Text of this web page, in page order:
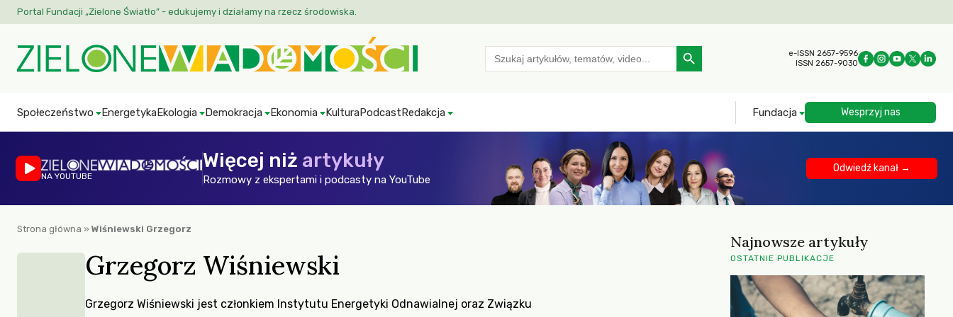
Portal Fundacji „Zielone Światło” - edukujemy i działamy na rzecz środowiska.
Search
for:
Search Button
e-ISSN 2657-9596
ISSN 2657-9030
Społeczeństwo EnergetykaEkologia Demokracja Ekonomia KulturaPodcastRedakcja Fundacja Wesprzyj nas
NA YOUTUBE
Więcej niż artykuły
Rozmowy z ekspertami i podcasty na YouTube
Odwiedź kanał →
Strona główna » Wiśniewski Grzegorz
Grzegorz Wiśniewski
Grzegorz Wiśniewski jest członkiem Instytutu Energetyki Odnawialnej oraz Związku
Najnowsze artykuły
OSTATNIE PUBLIKACJE